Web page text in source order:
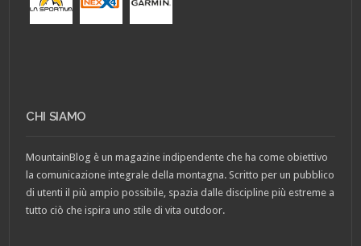
CHI SIAMO
MountainBlog è un magazine indipendente che ha come obiettivo
la comunicazione integrale della montagna. Scritto per un pubblico
di utenti il più ampio possibile, spazia dalle discipline più estreme a
tutto ciò che ispira uno stile di vita outdoor.